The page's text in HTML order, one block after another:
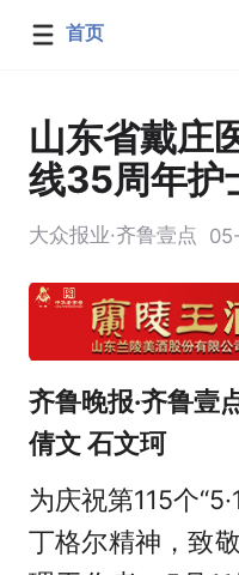
首页
山东省戴庄
线35周年护
大众报业·齐鲁壹点
齐鲁晚报·齐鲁壹
倩文 石文珂
为庆祝第115个
丁格尔精神，致